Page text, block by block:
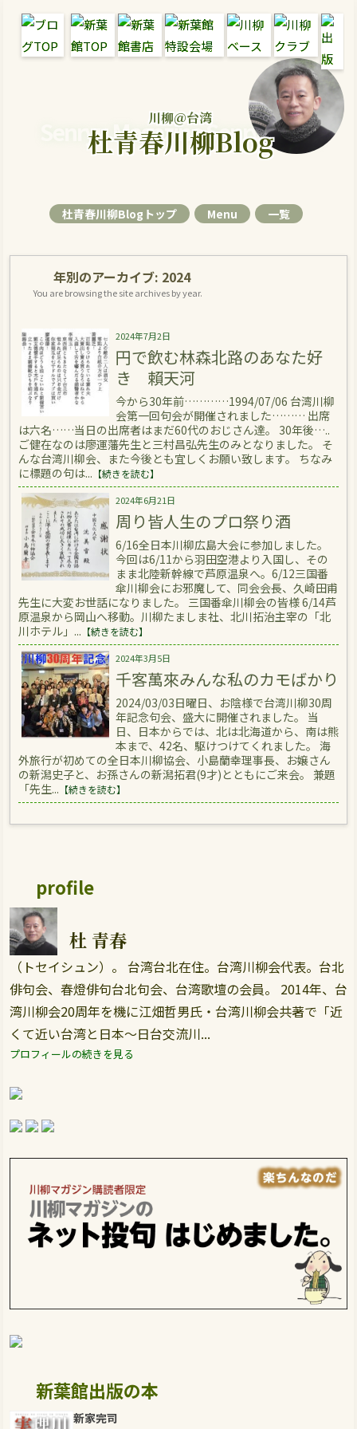
川柳＠台湾
Senryu Magazine Senryu Blog
杜青春川柳Blog
杜青春川柳Blogトップ Menu 一覧
年別のアーカイブ: 2024
You are browsing the site archives by year.
2024年7月2日
円で飲む林森北路のあなた好
き 賴天河
今から30年前…………1994/07/06 台湾川柳
会第一回句会が開催されました……… 出席
は六名……当日の出席者はまだ60代のおじさん達。 30年後…..
ご健在なのは廖運藩先生と三村昌弘先生のみとなりました。 そ
んな台湾川柳会、また今後とも宜しくお願い致します。 ちなみ
に標題の句は... 【続きを読む】
2024年6月21日
周り皆人生のプロ祭り酒
6/16全日本川柳広島大会に参加しました。
今回は6/11から羽田空港より入国し、その
まま北陸新幹線で芦原温泉へ。6/12三国番
傘川柳会にお邪魔して、同会会長、久崎田甫
先生に大変お世話になりました。 三国番傘川柳会の皆様 6/14芦
原温泉から岡山へ移動。川柳たましま社、北川拓治主宰の「北
川ホテル」... 【続きを読む】
2024年3月5日
千客萬來みんな私のカモばかり
2024/03/03日曜日、お陰様で台湾川柳30周
年記念句会、盛大に開催されました。 当
日、日本からでは、北は北海道から、南は熊
本まで、42名、駆けつけてくれました。 海
外旅行が初めての全日本川柳協会、小島蘭幸理事長、お嬢さん
の新潟史子と、お孫さんの新潟拓君(9才)とともにご来会。 兼題
「先生... 【続きを読む】
profile
杜 青春
（トセイシュン）。 台湾台北在住。台湾川柳会代表。台北
俳句会、春燈俳句台北句会、台湾歌壇の会員。 2014年、台
湾川柳会20周年を機に江畑哲男氏・台湾川柳会共著で「近
くて近い台湾と日本～日台交流川...
プロフィールの続きを見る
新葉館出版の本
新家完司